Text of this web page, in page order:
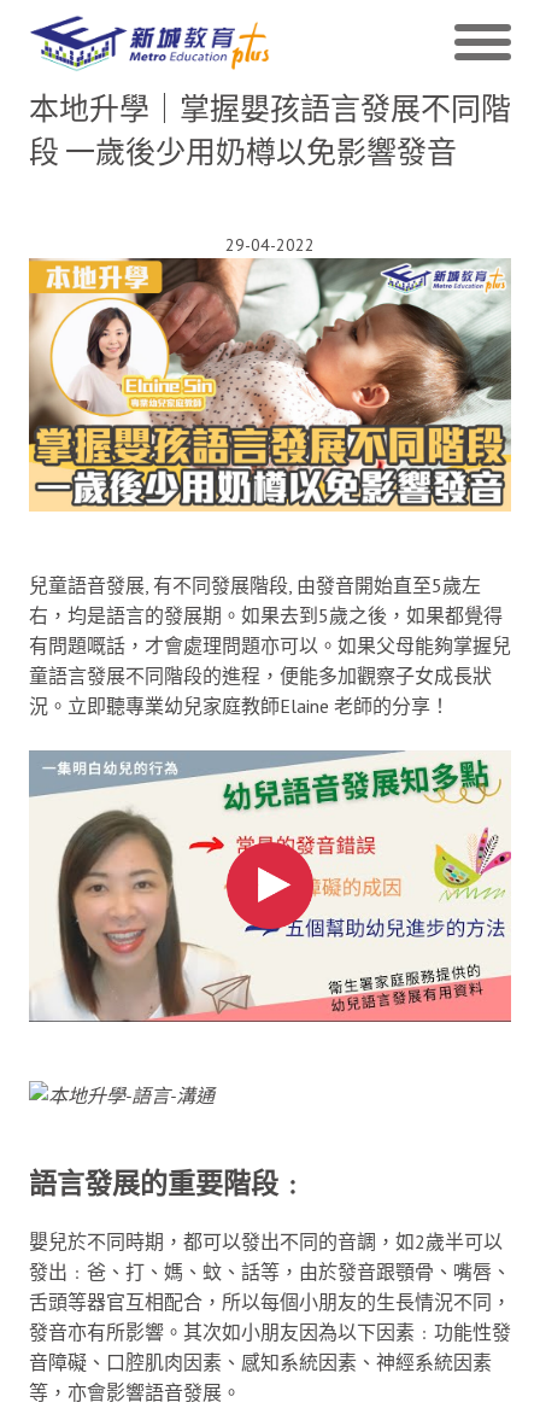
本地升學｜掌握嬰孩語言發展不同階
段 一歲後少用奶樽以免影響發音
29-04-2022
兒童語音發展, 有不同發展階段, 由發音開始直至5歲左
右，均是語言的發展期。如果去到5歲之後，如果都覺得
有問題嘅話，才會處理問題亦可以。如果父母能夠掌握兒
童語言發展不同階段的進程，便能多加觀察子女成長狀
況。立即聽專業幼兒家庭教師Elaine 老師的分享！
語言發展的重要階段﹕
嬰兒於不同時期，都可以發出不同的音調，如2歲半可以
發出﹕爸、打、媽、蚊、話等，由於發音跟顎骨、嘴唇、
舌頭等器官互相配合，所以每個小朋友的生長情況不同，
發音亦有所影響。其次如小朋友因為以下因素﹕功能性發
音障礙、口腔肌肉因素、感知系統因素、神經系統因素
等，亦會影響語音發展。